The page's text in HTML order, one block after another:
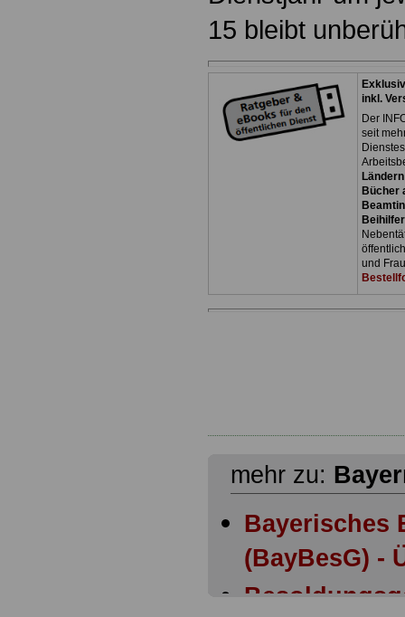
15 bleibt
inkl.
Der
seit
Ländern
Bücher
und
mehr zu:
Bayerisches
(BayBesG) -